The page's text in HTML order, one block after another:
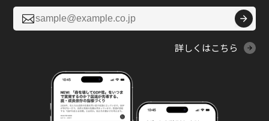

詳しくはこちら